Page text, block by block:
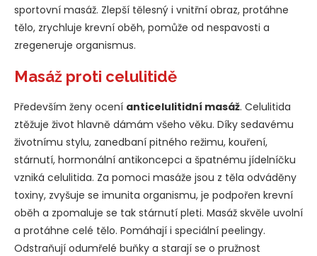
sportovní masáž. Zlepší tělesný i vnitřní obraz, protáhne
tělo, zrychluje krevní oběh, pomůže od nespavosti a
zregeneruje organismus.
Masáž proti celulitidě
Především ženy ocení anticelulitidní masáž. Celulitida
ztěžuje život hlavně dámám všeho věku. Díky sedavému
životnímu stylu, zanedbaní pitného režimu, kouření,
stárnutí, hormonální antikoncepci a špatnému jídelníčku
vzniká celulitida. Za pomoci masáže jsou z těla odváděny
toxiny, zvyšuje se imunita organismu, je podpořen krevní
oběh a zpomaluje se tak stárnutí pleti. Masáž skvěle uvolní
a protáhne celé tělo. Pomáhají i speciální peelingy.
Odstraňují odumřelé buňky a starají se o pružnost